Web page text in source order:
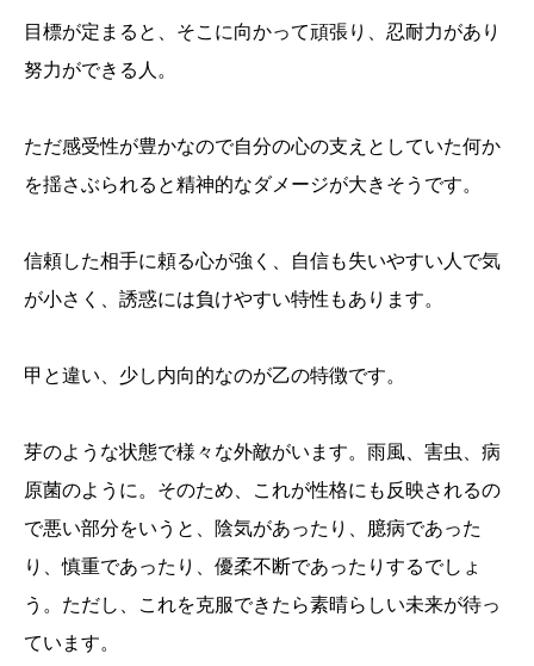
目標が定まると、そこに向かって頑張り、忍耐力があり
努力ができる人。
ただ感受性が豊かなので自分の心の支えとしていた何か
を揺さぶられると精神的なダメージが大きそうです。
信頼した相手に頼る心が強く、自信も失いやすい人で気
が小さく、誘惑には負けやすい特性もあります。
甲と違い、少し内向的なのが乙の特徴です。
芽のような状態で様々な外敵がいます。雨風、害虫、病
原菌のように。そのため、これが性格にも反映されるの
で悪い部分をいうと、陰気があったり、臆病であった
り、慎重であったり、優柔不断であったりするでしょ
う。ただし、これを克服できたら素晴らしい未来が待っ
ています。